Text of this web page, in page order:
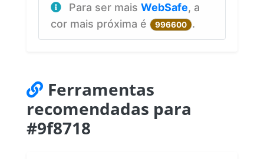
Para ser mais WebSafe, a
cor mais próxima é
996600 .
Ferramentas
recomendadas para
#9f8718